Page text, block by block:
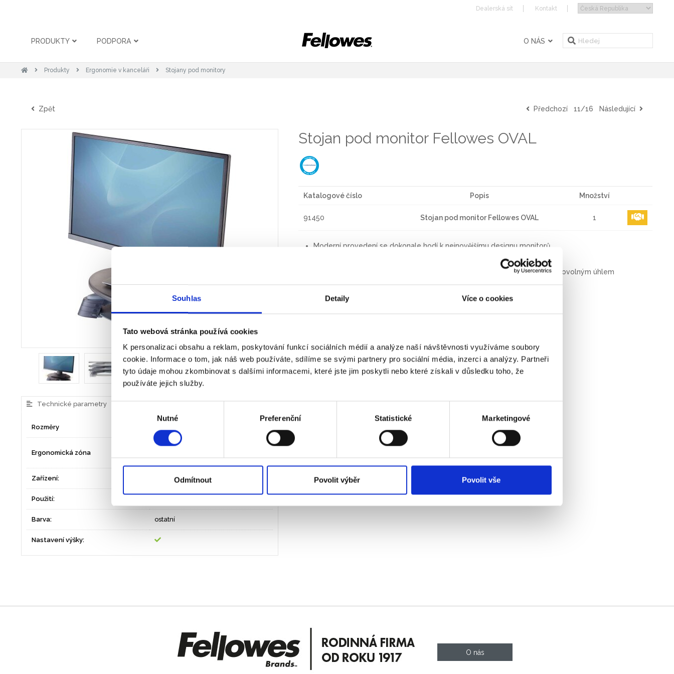
Souhlas Detaily Více o cookies
Tato webová stránka používá cookies
K personalizaci obsahu a reklam, poskytování funkcí sociálních médií a analýze naší návštěvnosti využíváme soubory
cookie. Informace o tom, jak náš web používáte, sdílíme se svými partnery pro sociální média, inzerci a analýzy. Partneři
tyto údaje mohou zkombinovat s dalšími informacemi, které jste jim poskytli nebo které získali v důsledku toho, že
používáte jejich služby.
Nutné Preferenční Statistické Marketingové
Odmítnout Povolit výběr Povolit vše
Dealerská sít Kontakt
PRODUKTY PODPORA O NÁS
Produkty Ergonomie v kanceláři Stojany pod monitory
Zpět Předchozí 11/16 Následující
Stojan pod monitor Fellowes OVAL
Katalogové číslo Popis Množství
91450 Stojan pod monitor Fellowes OVAL 1
Moderní provedení se dokonale hodí k nejnovějšímu designu monitorů.
Možnost regulace výšky podložky v rozsahu 76 až 114 mm
Možnost otočení podložky o 45° usnadňuje polohování obrazovky pod libovolným úhlem
Dodatečná přihrádka umožňuje úschovu dokumentů
Možnost umístění monitoru s hmotností až 14 kg
Technické parametry
Rozměry
Ergonomická zóna
ZÓNA 3 - Předcházejte bolesti šíje
a krční páteře
Zařízení: monitor LCD/TFT
Použití:
Barva: ostatní
Nastavení výšky:
O nás